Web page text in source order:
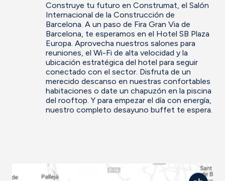
Construye tu futuro en Construmat, el Salón
Internacional de la Construcción de
Barcelona. A un paso de Fira Gran Via de
Barcelona, te esperamos en el Hotel SB Plaza
Europa. Aprovecha nuestros salones para
reuniones, el Wi-Fi de alta velocidad y la
ubicación estratégica del hotel para seguir
conectado con el sector. Disfruta de un
merecido descanso en nuestras confortables
habitaciones o date un chapuzón en la piscina
del rooftop. Y para empezar el día con energía,
nuestro completo desayuno buffet te espera.